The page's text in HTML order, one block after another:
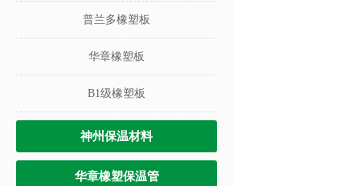
普兰多橡塑板
华章橡塑板
B1级橡塑板
神州保温材料
华章橡塑保温管